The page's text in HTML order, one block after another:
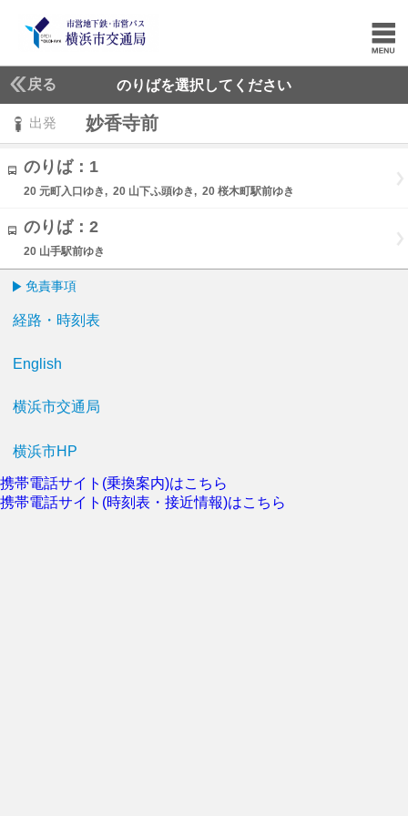
戻る のりばを選択してください
出発 妙香寺前
のりば：1
20 元町入口ゆき, 20 山下ふ頭ゆき, 20 桜木町駅前ゆき
のりば：2
20 山手駅前ゆき
免責事項
経路・時刻表
English
横浜市交通局
横浜市HP
携帯電話サイト(乗換案内)はこちら
携帯電話サイト(時刻表・接近情報)はこちら